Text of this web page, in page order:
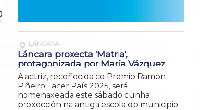
LÁNCARA
Láncara proxecta 'Matria',
protagonizada por María Vázquez
A actriz, recoñecida co Premio Ramón
Piñeiro Facer País 2025, será
homenaxeada este sábado cunha
proxección na antiga escola do municipio